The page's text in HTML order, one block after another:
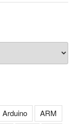
Arduino
ARM